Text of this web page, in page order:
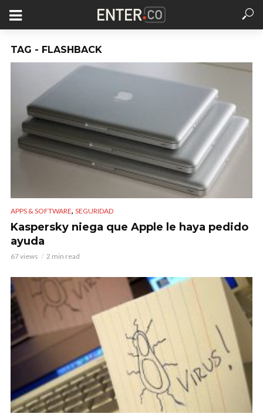
TAG - FLASHBACK
APPS & SOFTWARE, SEGURIDAD
Kaspersky niega que Apple le haya pedido
ayuda
67 views 2 min read